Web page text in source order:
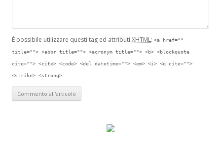
È possibile utilizzare questi tag ed attributi XHTML: <a href=""
title=""> <abbr title=""> <acronym title=""> <b> <blockquote
cite=""> <cite> <code> <del datetime=""> <em> <i> <q cite="">
<strike> <strong>